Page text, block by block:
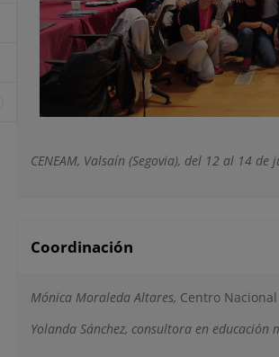
CENEAM, Valsaín (Segovia), del 12 al 14 de
Coordinación
Mónica Moraleda Altares, Centro
Yolanda Sánchez, consultora en educación